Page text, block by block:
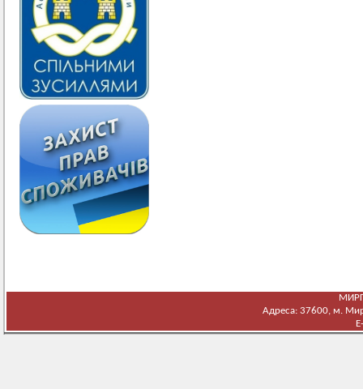
Адреса: 37600, м.